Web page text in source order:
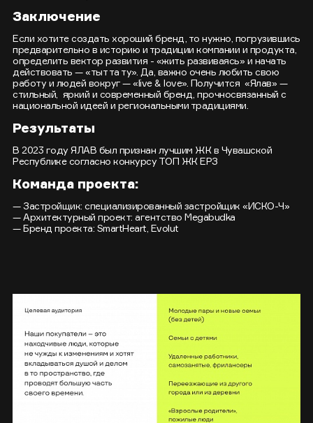
Заключение
Если хотите создать хороший бренд, то нужно, погрузившись
предварительно в историю и традиции компании и продукта,
определить вектор развития - «жить развиваясь» и начать
действовать — «тыт та ту». Да, важно очень любить свою
работу и людей вокруг — «live & love». Получится «Ялав» —
стильный, яркий и современный бренд, прочносвязанный с
национальной идеей и региональными традициями.
Результаты
В 2023 году ЯЛАВ был признан лучшим ЖК в Чувашской
Республике согласно конкурсу ТОП ЖК ЕРЗ
Команда проекта:
— Застройщик: специализированный застройщик «ИСКО-Ч»
— Архитектурный проект: агентство Megabudka
— Бренд проекта: SmartHeart, Evolut